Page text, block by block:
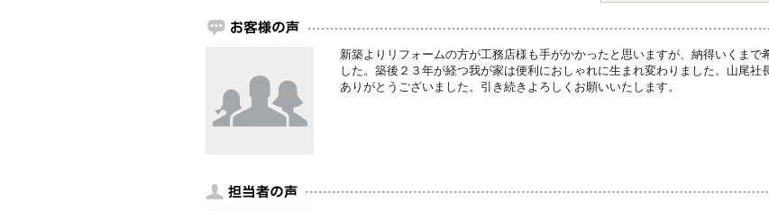
新築よりリフォームの方が工務店様も手がかかったと思いますが、納得いくまで
した。築後２３年が経つ我が家は便利におしゃれに生まれ変わりました。山尾社
ありがとうございました。引き続きよろしくお願いいたします。